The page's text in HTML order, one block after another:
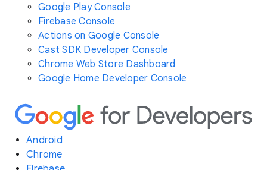
Google Play Console
Firebase Console
Actions on Google Console
Cast SDK Developer Console
Chrome Web Store Dashboard
Google Home Developer Console
Android
Chrome